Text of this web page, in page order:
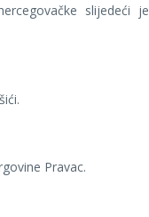
slijedeći je
Pravac.